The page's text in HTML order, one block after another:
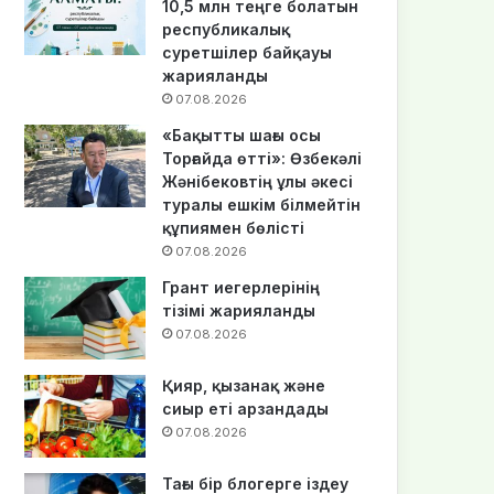
10,5 млн теңге болатын
республикалық
суретшілер байқауы
жарияланды
07.08.2026
«Бақытты шағы осы
Торғайда өтті»: Өзбекәлі
Жәнібековтің ұлы әкесі
туралы ешкім білмейтін
құпиямен бөлісті
07.08.2026
Грант иегерлерінің
тізімі жарияланды
07.08.2026
Қияр, қызанақ және
сиыр еті арзандады
07.08.2026
Тағы бір блогерге іздеу